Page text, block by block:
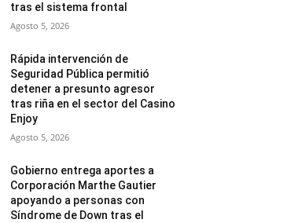
tras el sistema frontal
Agosto 5, 2026
Rápida intervención de
Seguridad Pública permitió
detener a presunto agresor
tras riña en el sector del Casino
Enjoy
Agosto 5, 2026
Gobierno entrega aportes a
Corporación Marthe Gautier
apoyando a personas con
Síndrome de Down tras el